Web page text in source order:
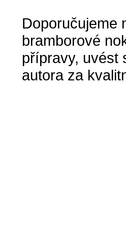
Doporučujeme
bramborové
přípravy, uvést
autora za